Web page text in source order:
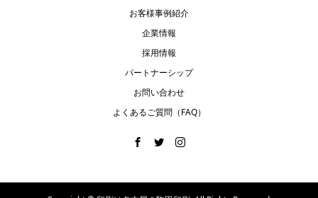
お客様事例紹介
企業情報
採用情報
パートナーシップ
お問い合わせ
よくあるご質問（FAQ）